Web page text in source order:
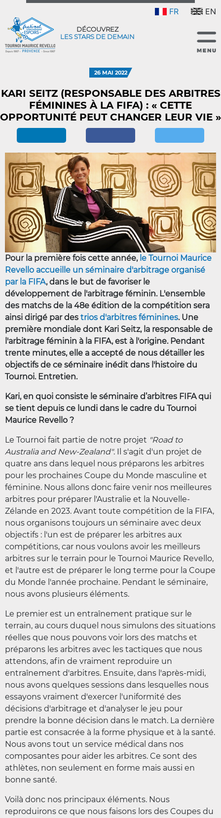
FR EN
DÉCOUVREZ
LES STARS DE DEMAIN
26 MAI 2022
KARI SEITZ (RESPONSABLE DES ARBITRES
FÉMININES À LA FIFA) : « CETTE
OPPORTUNITÉ PEUT CHANGER LEUR VIE »
Pour la première fois cette année, le Tournoi Maurice
Revello accueille un séminaire d'arbitrage organisé
par la FIFA, dans le but de favoriser le
développement de l'arbitrage féminin. L'ensemble
des matchs de la 48e édition de la compétition sera
ainsi dirigé par des trios d'arbitres féminines. Une
première mondiale dont Kari Seitz, la responsable de
l'arbitrage féminin à la FIFA, est à l'origine. Pendant
trente minutes, elle a accepté de nous détailler les
objectifs de ce séminaire inédit dans l'histoire du
Tournoi. Entretien.
Kari, en quoi consiste le séminaire d’arbitres FIFA qui
se tient depuis ce lundi dans le cadre du Tournoi
Maurice Revello ?
Le Tournoi fait partie de notre projet "Road to
Australia and New-Zealand". Il s'agit d'un projet de
quatre ans dans lequel nous préparons les arbitres
pour les prochaines Coupe du Monde masculine et
féminine. Nous allons donc faire venir nos meilleures
arbitres pour préparer l'Australie et la Nouvelle-
Zélande en 2023. Avant toute compétition de la FIFA,
nous organisons toujours un séminaire avec deux
objectifs : l'un est de préparer les arbitres aux
compétitions, car nous voulons avoir les meilleurs
arbitres sur le terrain pour le Tournoi Maurice Revello,
et l'autre est de préparer le long terme pour la Coupe
du Monde l'année prochaine. Pendant le séminaire,
nous avons plusieurs éléments.
Le premier est un entraînement pratique sur le
terrain, au cours duquel nous simulons des situations
réelles que nous pouvons voir lors des matchs et
préparons les arbitres avec les tactiques que nous
attendons, afin de vraiment reproduire un
entraînement d'arbitres. Ensuite, dans l'après-midi,
nous avons quelques sessions dans lesquelles nous
essayons vraiment d'exercer l'uniformité des
décisions d'arbitrage et d'analyser le jeu pour
prendre la bonne décision dans le match. La dernière
partie est consacrée à la forme physique et à la santé.
Nous avons tout un service médical dans nos
composantes pour aider les arbitres. Ce sont des
athlètes, non seulement en forme mais aussi en
bonne santé.
Voilà donc nos principaux éléments. Nous
reproduirons ce que nous faisons lors des Coupes du